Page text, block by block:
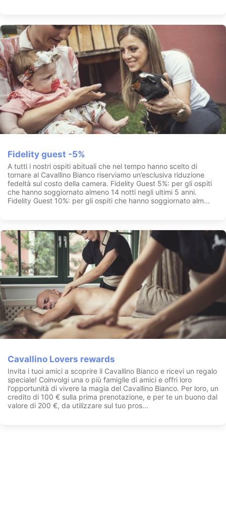
Fidelity guest -5%
A tutti i nostri ospiti abituali che nel tempo hanno scelto di
tornare al Cavallino Bianco riserviamo un’esclusiva riduzione
fedeltà sul costo della camera. Fidelity Guest 5%: per gli ospiti
che hanno soggiornato almeno 14 notti negli ultimi 5 anni.
Fidelity Guest 10%: per gli ospiti che hanno soggiornato alm...
Cavallino Lovers rewards
Invita i tuoi amici a scoprire il Cavallino Bianco e ricevi un regalo
speciale! Coinvolgi una o più famiglie di amici e offri loro
l'opportunità di vivere la magia del Cavallino Bianco. Per loro, un
credito di 100 € sulla prima prenotazione, e per te un buono dal
valore di 200 €, da utilizzare sul tuo pros...